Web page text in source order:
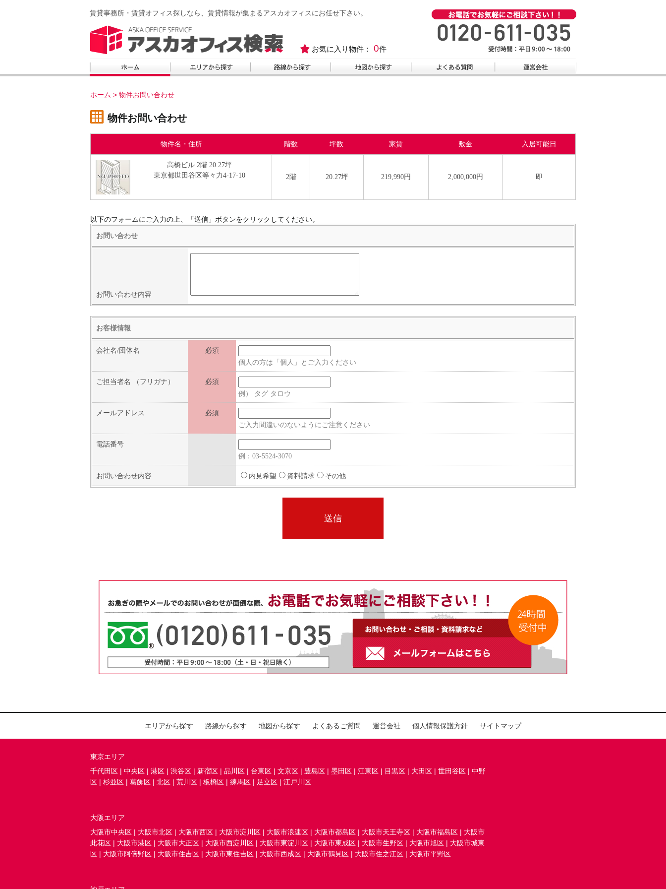
賃貸事務所・賃貸オフィス探しなら、賃貸情報が集まるアスカオフィスにお任せ下さい。
お気に入り物件： 0件
ホーム > 物件お問い合わせ
物件お問い合わせ
物件名・住所 階数 坪数 家賃 敷金 入居可能日
高橋ビル 2階 20.27坪
東京都世田谷区等々力4-17-10
2階 20.27坪 219,990円 2,000,000円 即
以下のフォームにご入力の上、「送信」ボタンをクリックしてください。
お問い合わせ
お問い合わせ内容
お客様情報
会社名/団体名
必須
個人の方は「個人」とご入力ください
ご担当者名 （フリガナ）
必須
例） タグ タロウ
メールアドレス
必須
ご入力間違いのないようにご注意ください
電話番号
例：03-5524-3070
お問い合わせ内容 内見希望 資料請求 その他
エリアから探す 路線から探す 地図から探す よくあるご質問 運営会社 個人情報保護方針 サイトマップ
東京エリア
千代田区 | 中央区 | 港区 | 渋谷区 | 新宿区 | 品川区 | 台東区 | 文京区 | 豊島区 | 墨田区 | 江東区 | 目黒区 | 大田区 | 世田谷区 | 中野
区 | 杉並区 | 葛飾区 | 北区 | 荒川区 | 板橋区 | 練馬区 | 足立区 | 江戸川区
大阪エリア
大阪市中央区 | 大阪市北区 | 大阪市西区 | 大阪市淀川区 | 大阪市浪速区 | 大阪市都島区 | 大阪市天王寺区 | 大阪市福島区 | 大阪市
此花区 | 大阪市港区 | 大阪市大正区 | 大阪市西淀川区 | 大阪市東淀川区 | 大阪市東成区 | 大阪市生野区 | 大阪市旭区 | 大阪市城東
区 | 大阪市阿倍野区 | 大阪市住吉区 | 大阪市東住吉区 | 大阪市西成区 | 大阪市鶴見区 | 大阪市住之江区 | 大阪市平野区